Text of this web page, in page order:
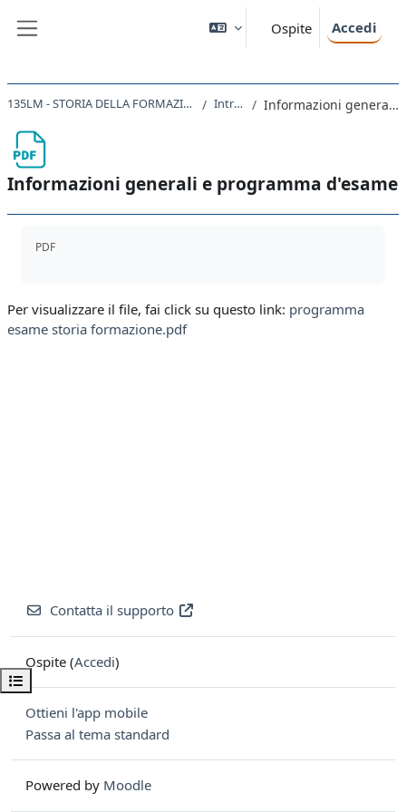
Ospite Accedi
Apri indice del corso
135LM - STORIA DELLA FORMAZIONE DEGLI STATI NAZIONALI NEL XIX SECOLO 2019 Introduzione Informazioni generali e programma d'esame
Informazioni generali e programma d'esame
PDF
Per visualizzare il file, fai click su questo link: programma
esame storia formazione.pdf
Contatta il supporto
Ospite (Accedi)
Ottieni l'app mobile
Passa al tema standard
Powered by Moodle